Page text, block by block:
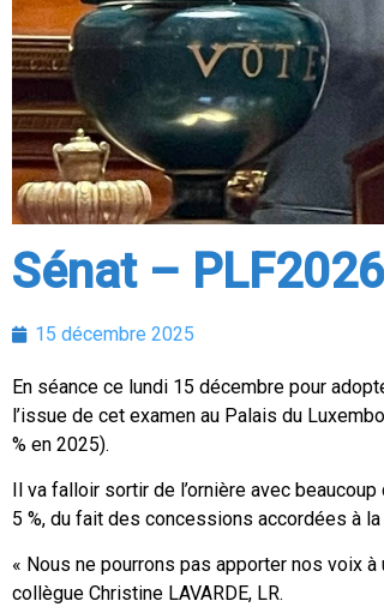
Sénat – PLF2026
15 décembre 2025
En séance ce lundi 15 décembre pour
l’issue de cet examen au Palais du
% en 2025).
Il va falloir sortir de l’ornière avec
5 %, du fait des concessions accordées à
« Nous ne pourrons pas apporter nos voix
collègue Christine LAVARDE, LR.